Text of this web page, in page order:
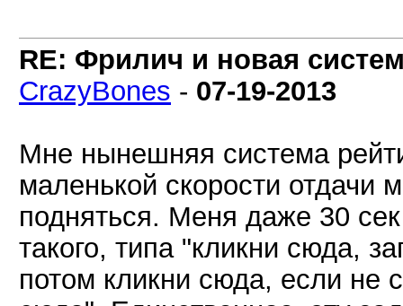
RE: Фрилич и новая
CrazyBones - 07-19-2013
Мне нынешняя система
маленькой скорости отдачи
подняться. Меня даже 30
такого, типа "кликни сюда,
потом кликни сюда, если не